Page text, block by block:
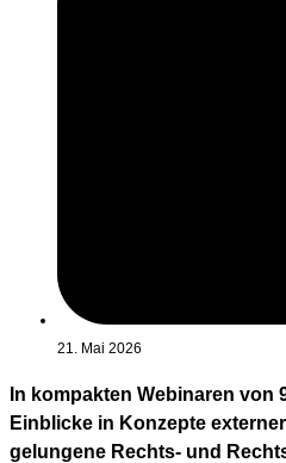
21. Mai 2026
In kompakten Webinaren von
Einblicke in Konzepte
gelungene Rechts- und